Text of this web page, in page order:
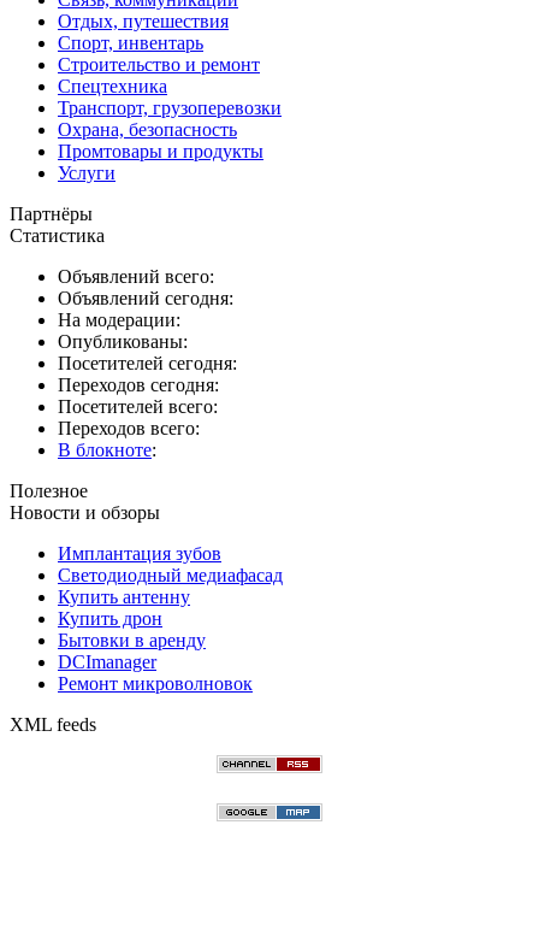
Отдых, путешествия
Спорт, инвентарь
Строительство и ремонт
Спецтехника
Транспорт, грузоперевозки
Охрана, безопасность
Промтовары и продукты
Услуги
Партнёры
Статистика
Объявлений всего:
Объявлений сегодня:
На модерации:
Опубликованы:
Посетителей сегодня:
Переходов сегодня:
Посетителей всего:
Переходов всего:
В блокноте:
Полезное
Новости и обзоры
Имплантация зубов
Светодиодный медиафасад
Купить антенну
Купить дрон
Бытовки в аренду
DCImanager
Ремонт микроволновок
XML feeds